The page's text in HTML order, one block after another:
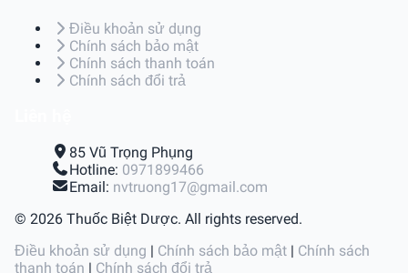
Điều khoản sử dụng
Chính sách bảo mật
Chính sách thanh toán
Chính sách đổi trả
85 Vũ Trọng Phụng
Hotline: 0971899466
Email: nvtruong17@gmail.com
© 2026 Thuốc Biệt Dược. All rights reserved.
Điều khoản sử dụng | Chính sách bảo mật | Chính sách
thanh toán | Chính sách đổi trả